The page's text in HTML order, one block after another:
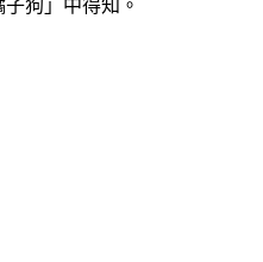
狗」中得知。